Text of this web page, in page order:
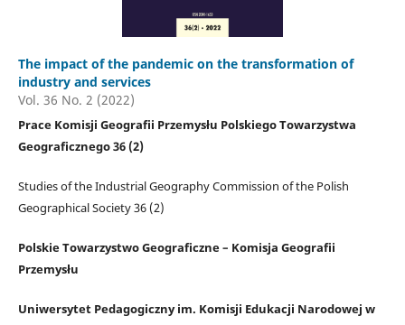
The impact of the pandemic on the transformation of
industry and services
Vol. 36 No. 2 (2022)
Prace Komisji Geografii Przemysłu Polskiego Towarzystwa
Geograficznego 36 (2)
Studies of the Industrial Geography Commission of the Polish
Geographical Society 36 (2)
Polskie Towarzystwo Geograficzne – Komisja Geografii
Przemysłu
Uniwersytet Pedagogiczny im. Komisji Edukacji Narodowej w